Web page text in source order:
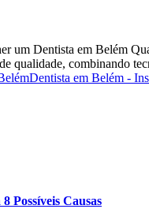
um Dentista em Belém
qualidade, combinando
Dentista em Belém -
Possíveis Causas